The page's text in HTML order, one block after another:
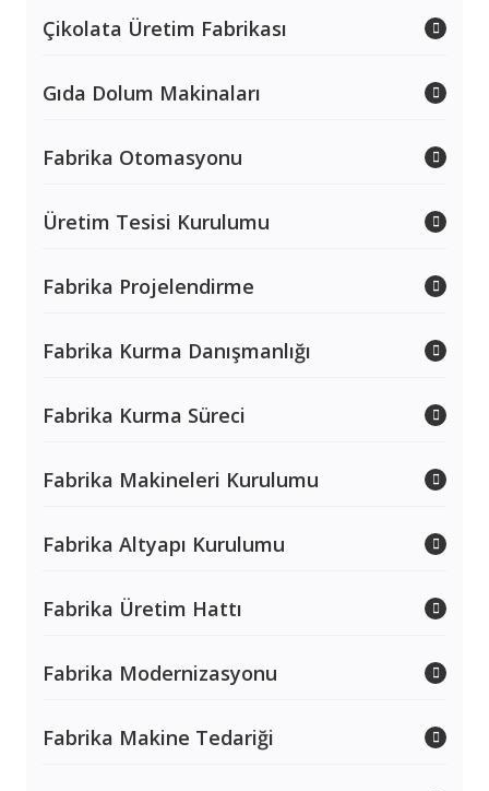
Çikolata Üretim Fabrikası
Gıda Dolum Makinaları
Fabrika Otomasyonu
Üretim Tesisi Kurulumu
Fabrika Projelendirme
Fabrika Kurma Danışmanlığı
Fabrika Kurma Süreci
Fabrika Makineleri Kurulumu
Fabrika Altyapı Kurulumu
Fabrika Üretim Hattı
Fabrika Modernizasyonu
Fabrika Makine Tedariği